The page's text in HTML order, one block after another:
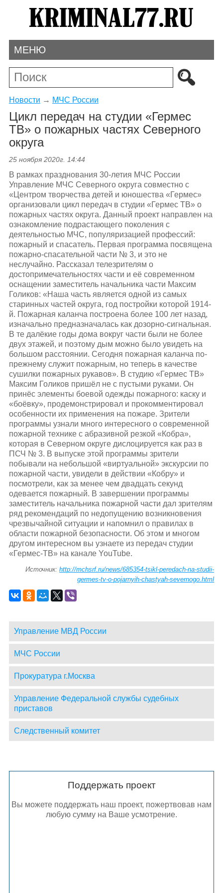
МЕНЮ
Новости → МЧС России
Цикл передач на студии «Гермес
ТВ» о пожарных частях Северного
округа
25 ноября 2020г. 14:44
В рамках празднования 30-летия МЧС России
Управление МЧС Северного округа совместно с
«Центром творчества детей и юношества «Гермес»
организовали цикл передач в студии «Гермеc ТВ» о
пожарных частях округа. Данный проект направлен на
ознакомление подрастающего поколения с
деятельностью МЧС, популяризацией профессий:
пожарный и спасатель. Первая программа посвящена
пожарно-спасательной части № 3, и это не
неслучайно. Рассказал телезрителям о
достопримечательностях части и её современном
оснащении заместитель начальника части Максим
Голиков: «Наша часть является одной из самых
старинных частей округа, год постройки которой 1914-
й. Пожарная каланча построена более 100 лет назад,
изначально предназначалась как дозорно-сигнальная.
В те далёкие годы дома вокруг части были не более
двух этажей, и поэтому дым можно было увидеть на
большом расстоянии. Сегодня пожарная каланча по-
прежнему служит пожарным, но теперь в качестве
сушилки пожарных рукавов». В студию «Гермес ТВ»
Максим Голиков пришёл не с пустыми руками. Он
принёс элементы боевой одежды пожарного: каску и
«боёвку», продемонстрировал и прокомментировал
особенности их применения на пожаре. Зрители
программы узнали много интересного о современной
пожарной технике с абразивной резкой «Кобра»,
которая в Северном округе дислоцируется как раз в
ПСЧ № 3. В выпуске этой программы зрители
побывали на небольшой «виртуальной» экскурсии по
пожарной части, увидели в действии «Кобру» и
посмотрели, как за менее чем двадцать секунд
одевается пожарный. В завершении программы
заместитель начальника пожарной части дал зрителям
ряд рекомендаций по недопущению возникновения
чрезвычайной ситуации и напомнил о правилах в
области пожарной безопасности. Об этом и многом
другом интересном вы узнаете из передач студии
«Гермес-ТВ» на канале YouTube.
Источник:http://mchsrf.ru/news/685354-tsikl-peredach-na-studii-
germes-tv-o-pojarnyih-chastyah-severnogo.html
Управление МВД России
МЧС России
Прокуратура г.Москва
Управление Федеральной службы судебных
приставов
Следственный комитет
Поддержать проект
Вы можете поддержать наш проект, пожертвовав нам
любую сумму на Ваше усмотрение.